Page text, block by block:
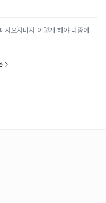
오자마자 이렇게 해야 나중에